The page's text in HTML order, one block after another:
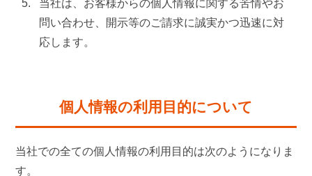
当社は、お客様からの個人情報に関する苦情やお
問い合わせ、開示等のご請求に誠実かつ迅速に対
応します。
個人情報の利用目的について
当社での全ての個人情報の利用目的は次のようになりま
す。